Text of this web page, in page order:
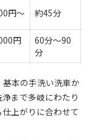
円～ 約45分
円
60分～90
分
本の手洗い洗車か
まで多岐にわたり
上がりに合わせて